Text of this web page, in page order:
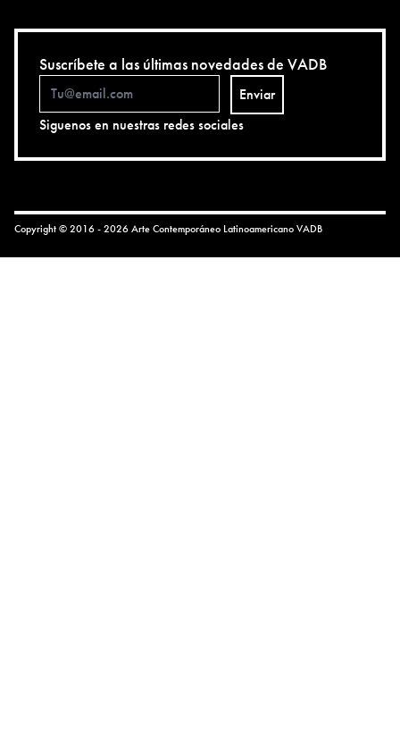
Suscríbete a las últimas novedades de VADB
Enviar
Siguenos en nuestras redes sociales
Copyright © 2016 - 2026 Arte Contemporáneo LatinoamericanoVADB